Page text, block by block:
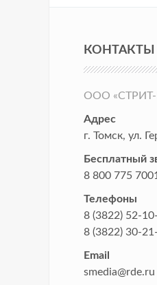
КОНТАКТЫ
ООО
Адрес
г. Томск, ул.
Бесплатный
8 800 775 7001
Телефоны
8 (3822) 52-
8 (3822) 30-
Email
smedia@rde.ru